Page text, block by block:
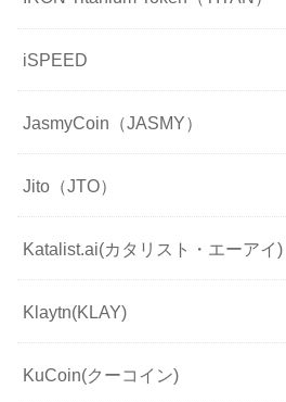
iSPEED
JasmyCoin（JASMY）
Jito（JTO）
Katalist.ai(カタリスト・エーアイ)
Klaytn(KLAY)
KuCoin(クーコイン)